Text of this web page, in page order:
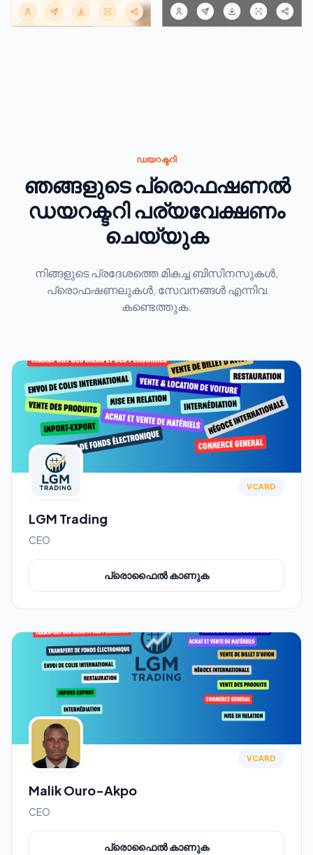
ഡയറക്ടറി
ഞങ്ങളുടെ പ്രൊഫഷണൽ
ഡയറക്ടറി പര്യവേക്ഷണം
ചെയ്യുക
നിങ്ങളുടെ പ്രദേശത്തെ മികച്ച ബിസിനസുകൾ,
പ്രൊഫഷണലുകൾ, സേവനങ്ങൾ എന്നിവ
കണ്ടെത്തുക.
VCARD
LGM Trading
CEO
പ്രൊഫൈൽ കാണുക
VCARD
Malik Ouro-Akpo
CEO
പ്രൊഫൈൽ കാണുക